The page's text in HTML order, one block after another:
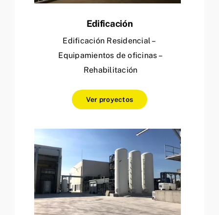
Edificación
Edificación Residencial –
Equipamientos de oficinas –
Rehabilitación
Ver proyectos